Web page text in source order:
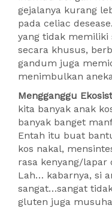
gejalanya kurang
pada celiac
yang tidak memiliki
secara khusus,
gandum juga
menimbulkan
Mengganggu
kita banyak anak
banyak banget
Entah itu buat
kos nakal,
rasa kenyang/lapar
Lah… kabarnya, si
sangat…sangat
gluten juga